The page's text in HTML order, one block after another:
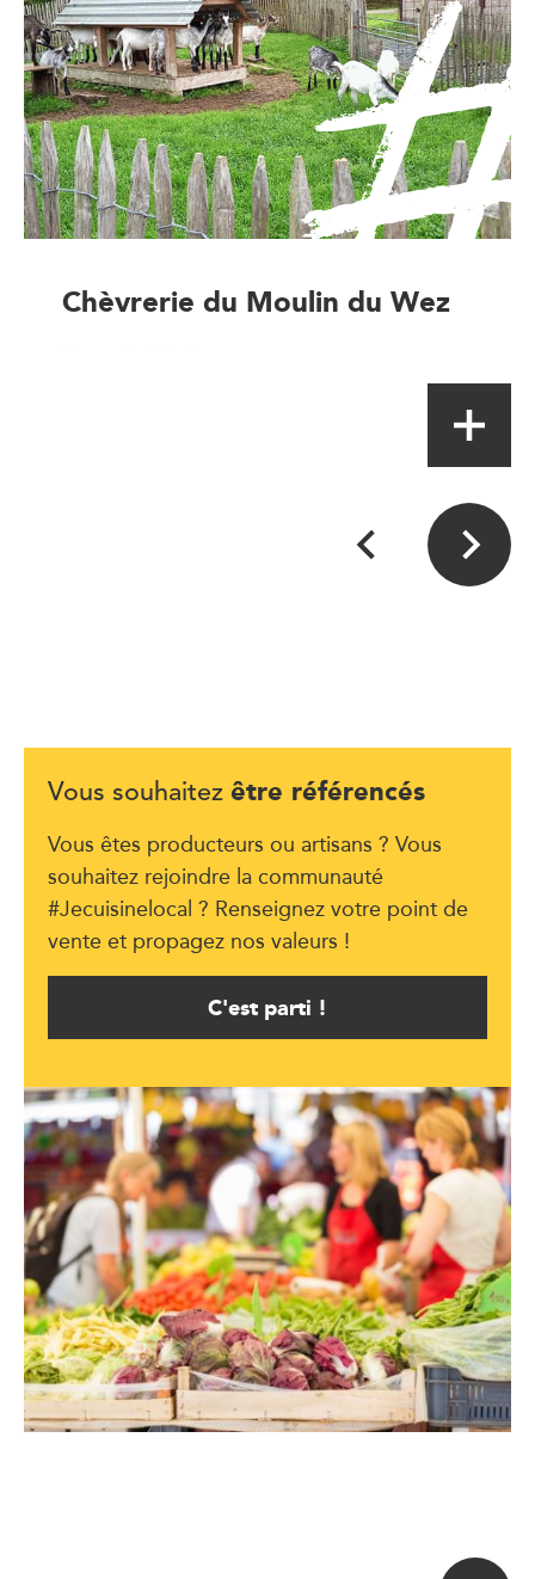
Chèvrerie du Moulin du Wez
Vous souhaitez être référencés
Vous êtes producteurs ou artisans ? Vous
souhaitez rejoindre la communauté
#Jecuisinelocal ? Renseignez votre point de
vente et propagez nos valeurs !
C'est parti !